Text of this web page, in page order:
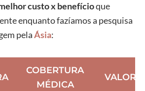
custo x benefícioque
enquanto fazíamos a pesquisa
pelaÁsia:
COBERTURA
MÉDICA
VALOR